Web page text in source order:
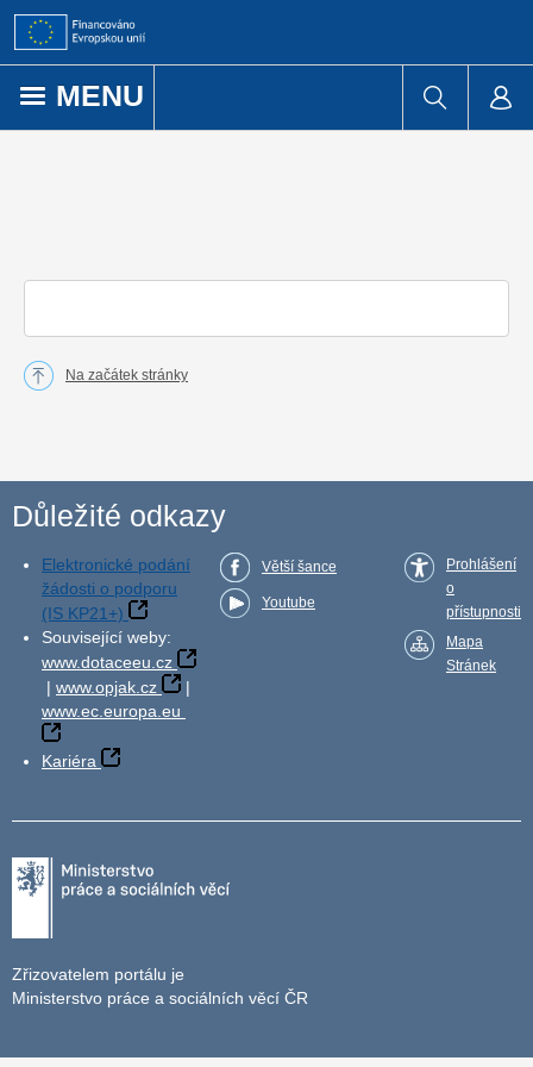
Přejít k obsahu
MENU
Na začátek stránky
Důležité odkazy
Elektronické podání
žádosti o podporu
(IS KP21+)
Související weby:
www.dotaceeu.cz
| www.opjak.cz
|
www.ec.europa.eu
Kariéra
Větší šance
Youtube
Prohlášení
o
přístupnosti
Mapa
Stránek
Zřizovatelem portálu je
Ministerstvo práce a sociálních věcí ČR